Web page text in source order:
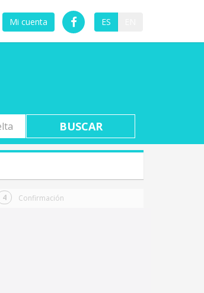
Mi cuenta ES
Confirmación